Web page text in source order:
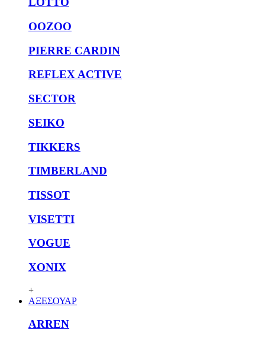
OOZOO
PIERRE CARDIN
REFLEX ACTIVE
SECTOR
SEIKO
TIKKERS
TIMBERLAND
TISSOT
VISETTI
VOGUE
XONIX
+
ΑΞΕΣΟΥΑΡ
ARREN